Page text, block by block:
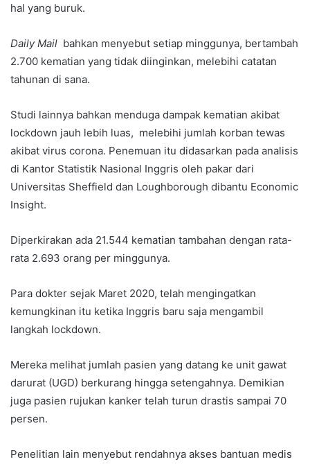
hal yang buruk.
Daily Mail bahkan menyebut setiap minggunya, bertambah
2.700 kematian yang tidak diinginkan, melebihi catatan
tahunan di sana.
Studi lainnya bahkan menduga dampak kematian akibat
lockdown jauh lebih luas, melebihi jumlah korban tewas
akibat virus corona. Penemuan itu didasarkan pada analisis
di Kantor Statistik Nasional Inggris oleh pakar dari
Universitas Sheffield dan Loughborough dibantu Economic
Insight.
Diperkirakan ada 21.544 kematian tambahan dengan rata-
rata 2.693 orang per minggunya.
Para dokter sejak Maret 2020, telah mengingatkan
kemungkinan itu ketika Inggris baru saja mengambil
langkah lockdown.
Mereka melihat jumlah pasien yang datang ke unit gawat
darurat (UGD) berkurang hingga setengahnya. Demikian
juga pasien rujukan kanker telah turun drastis sampai 70
persen.
Penelitian lain menyebut rendahnya akses bantuan medis